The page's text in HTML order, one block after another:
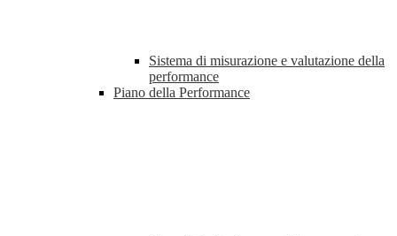
Sistema di misurazione e valutazione della
performance
Piano della Performance